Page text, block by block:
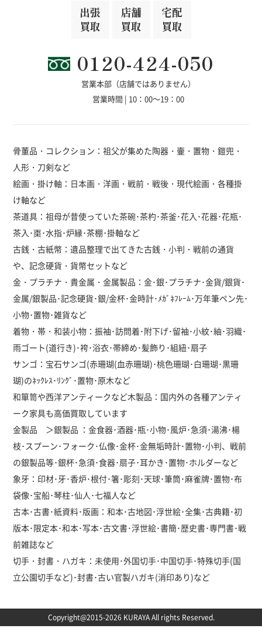
出張
買取
店舗
買取
宅配
買取
0120-424-050
営業本部（店舗ではありません）
営業時間 | 10：00～19：00
骨董品・コレクション：祖父が集めた陶器・壷・置物・鎧兜・
人形・刀剣など
絵画・掛け軸：日本画・洋画・戦前・戦後・現代絵画・各種掛
け軸など
茶道具：祖母が昔使っていた茶碗･茶杓･茶釜･花入･花器･花瓶･
茶入･棗･水指･炉縁･茶棚･掛軸など
古銭・古紙幣：遺品整理で出てきた古銭・小判・戦前の通貨
や、記念硬貨・貨幣セットなど
金・プラチナ・貴金属・金属製品：金･銀･プラチナ･金貨/銀貨･
金属/銀製品･記念硬貨･銀/金杯･金時計･ﾒｶﾞﾈﾌﾚｰﾑ･万年筆ペン先･
小物･置物･雑貨など
着物・帯・和装小物：振袖･訪問着･附下げ･留袖･小紋･紬･羽織･
雨ゴート(道行き)･袴･浴衣･帯締め･髪飾り･組紐･扇子
サンゴ：宝石サンゴ(赤珊瑚(血赤珊瑚)･桃色珊瑚･白珊瑚･黒珊
瑚)のﾈｯｸﾚｽ･ﾘﾝｸﾞ･置物･原木など
和箪笥や西洋アンティークなど木製品：国内外の各種アンティ
ーク家具も高価買取しています
金製品 ＞銀製品 ：金食器･酒器･瓶･小物･風炉･急須･湯沸･楊
枝･スプーン･フォーク･仏像･金杯･金無垢時計･置物･小判、戦前
の銀製品等･銀杯･急須･食器･扇子･耳かき･置物･ホルダーなど
象牙：印材･牙･香炉･根付･箸･彫刻･天球･筆筒･麻雀牌･置物･布
袋像･宝船･琴柱･仙人･七福人など
古本･古書･紙資料･版画：和本･古地図･浮世絵･全集･古典籍･初
版本･限定本･和本･写本･古文書･浮世絵･書簡･歴史書･専門書･戦
前雑誌など
切手・封書・ハガキ：未使用･外国切手･中国切手･特殊切手(国
立公園切手など)･封書･古い官製ハガキ(消印あり)など
Copyright@2015-2026 KURAYA All rights Reserved.